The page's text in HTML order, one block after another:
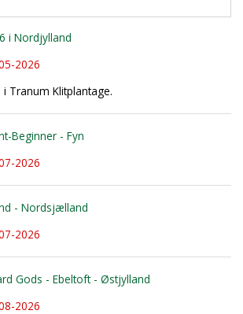
i Nordjylland
2026
Tranum Klitplantage.
Beginner - Fyn
2026
- Nordsjælland
2026
Gods - Ebeltoft - Østjylland
2026